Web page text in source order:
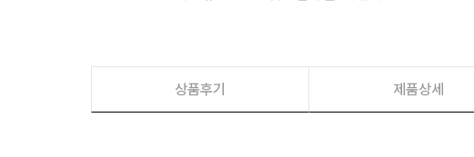
상품후기 제품상세